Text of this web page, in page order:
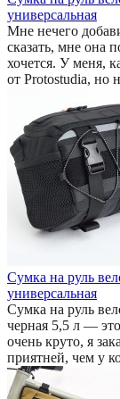
универсальная
Мне нечего
сказать, мне она
хочется. У меня,
от Protostudia, но
Сумка на руль
универсальная
Сумка на руль
черная 5,5 л —
очень круто, я
приятней, чем у